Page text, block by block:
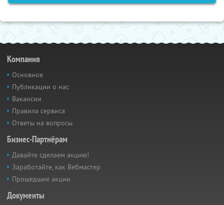
Компания
Основное
Публикации о нас
Вакансии
Правила сервиса
Ответы на вопросы
Бизнес-Партнёрам
Давайте сделаем акцию!
Заработайте, как Вебмастер
Прошедшие акции
Документы